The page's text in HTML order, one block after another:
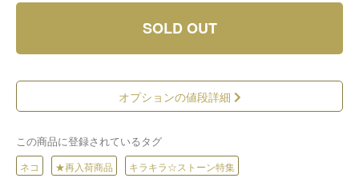
SOLD OUT
オプションの値段詳細
この商品に登録されているタグ
ネコ ★再入荷商品 キラキラ☆ストーン特集